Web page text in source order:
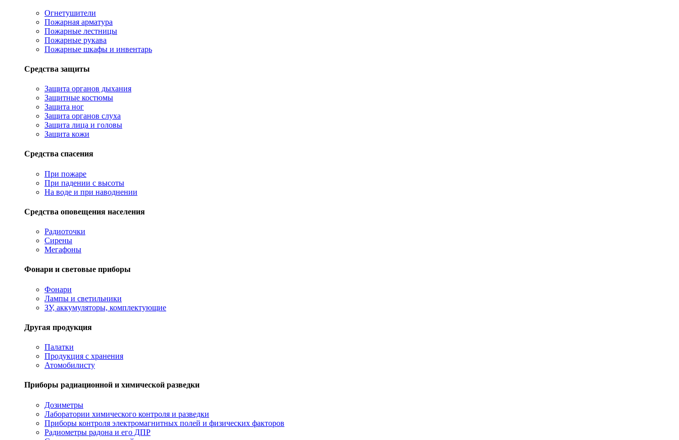
Огнетушители
Пожарная арматура
Пожарные лестницы
Пожарные рукава
Пожарные шкафы и инвентарь
Средства защиты
Защита органов дыхания
Защитные костюмы
Защита ног
Защита органов слуха
Защита лица и головы
Защита кожи
Средства спасения
При пожаре
При падении с высоты
На воде и при наводнении
Средства оповещения населения
Радиоточки
Сирены
Мегафоны
Фонари и световые приборы
Фонари
Лампы и светильники
ЗУ, аккумуляторы, комплектующие
Другая продукция
Палатки
Продукция с хранения
Атомобилисту
Приборы радиационной и химической разведки
Дозиметры
Лаборатории химического контроля и разведки
Приборы контроля электромагнитных полей и физических факторов
Радиометры радона и его ДПР